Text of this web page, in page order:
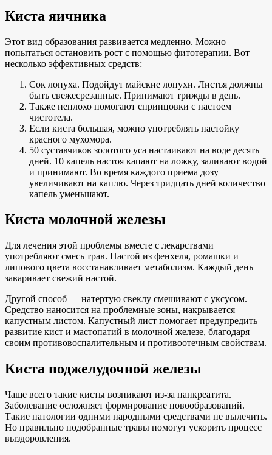
Киста яичника
Этот вид образования развивается медленно. Можно
попытаться остановить рост с помощью фитотерапии. Вот
несколько эффективных средств:
Сок лопуха. Подойдут майские лопухи. Листья должны
быть свежесрезанные. Принимают трижды в день.
Также неплохо помогают спринцовки с настоем
чистотела.
Если киста большая, можно употреблять настойку
красного мухомора.
50 суставчиков золотого уса настаивают на воде десять
дней. 10 капель настоя капают на ложку, заливают водой
и принимают. Во время каждого приема дозу
увеличивают на каплю. Через тридцать дней количество
капель уменьшают.
Киста молочной железы
Для лечения этой проблемы вместе с лекарствами
употребляют смесь трав. Настой из фенхеля, ромашки и
липового цвета восстанавливает метаболизм. Каждый день
заваривает свежий настой.
Другой способ — натертую свеклу смешивают с уксусом.
Средство наносится на проблемные зоны, накрывается
капустным листом. Капустный лист помогает предупредить
развитие кист и мастопатий в молочной железе, благодаря
своим противовоспалительным и противоотечным свойствам.
Киста поджелудочной железы
Чаще всего такие кисты возникают из-за панкреатита.
Заболевание осложняет формирование новообразований.
Такие патологии одними народными средствами не вылечить.
Но правильно подобранные травы помогут ускорить процесс
выздоровления.